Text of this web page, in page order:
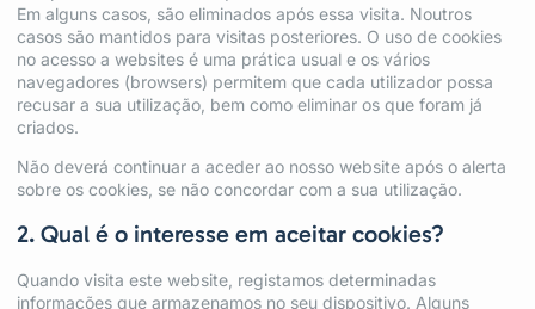
Em alguns casos, são eliminados após essa visita. Noutros
casos são mantidos para visitas posteriores. O uso de cookies
no acesso a websites é uma prática usual e os vários
navegadores (browsers) permitem que cada utilizador possa
recusar a sua utilização, bem como eliminar os que foram já
criados.
Não deverá continuar a aceder ao nosso website após o alerta
sobre os cookies, se não concordar com a sua utilização.
2. Qual é o interesse em aceitar cookies?
Quando visita este website, registamos determinadas
informações que armazenamos no seu dispositivo. Alguns